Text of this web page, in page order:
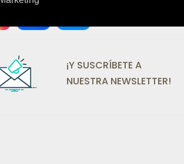
¡Y SUSCRÍBETE A
NUESTRA NEWSLETTER!